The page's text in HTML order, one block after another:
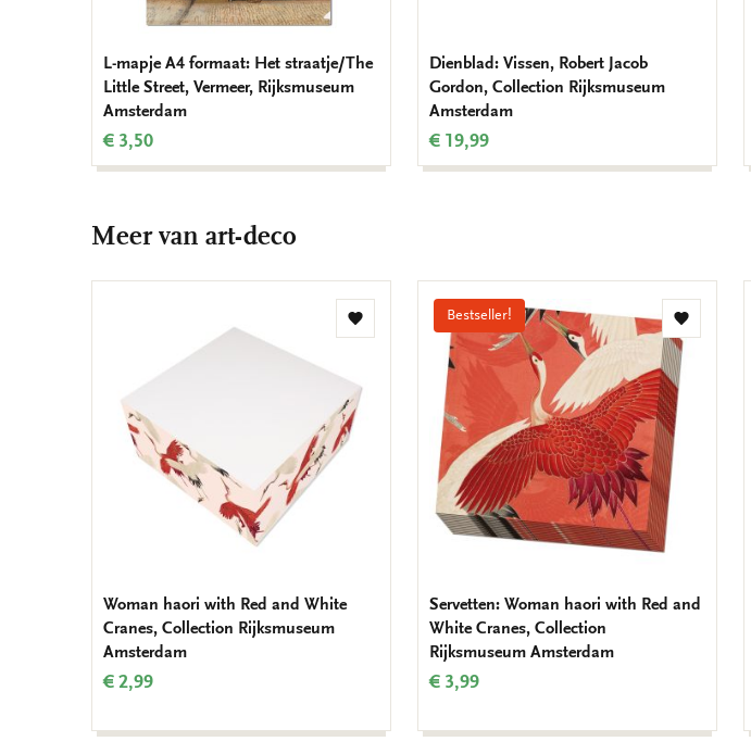
L-mapje A4 formaat: Het straatje/The
Little Street, Vermeer, Rijksmuseum
Amsterdam
€ 3,50
Dienblad: Vissen, Robert Jacob
Gordon, Collection Rijksmuseum
Amsterdam
€ 19,99
Meer van art-deco
Toevoegen
Woman haori with Red and White
Cranes, Collection Rijksmuseum
Amsterdam
€ 2,99
Bestseller!
Toevoegen
aan
verlanglijst
Servetten: Woman haori with Red and
White Cranes, Collection
Rijksmuseum Amsterdam
€ 3,99